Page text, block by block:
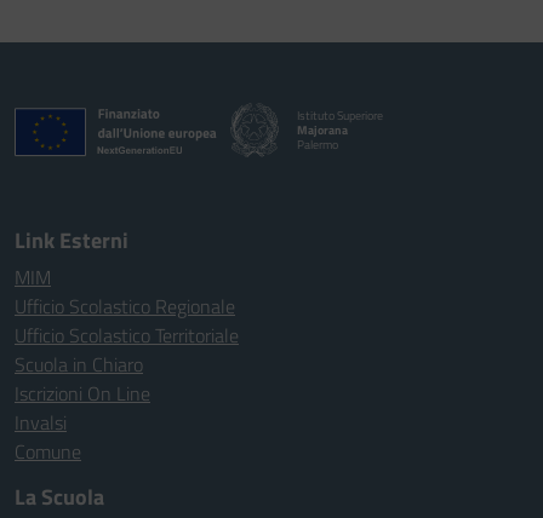
Istituto Superiore
Majorana
Palermo
Link Esterni
MIM
Ufficio Scolastico Regionale
Ufficio Scolastico Territoriale
Scuola in Chiaro
Iscrizioni On Line
Invalsi
Comune
La Scuola